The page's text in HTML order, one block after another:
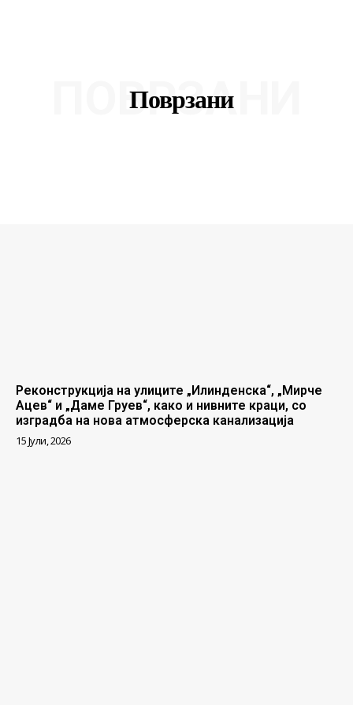
Поврзани
ПОВРЗАНИ
Реконструкција на улиците „Илинденска“, „Мирче
Ацев“ и „Даме Груев“, како и нивните краци, со
изградба на нова атмосферска канализација
15 Јули, 2026